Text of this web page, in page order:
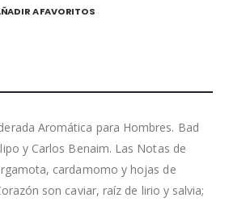
A FAVORITOS
Aromática para Hombres. Bad
y Carlos Benaim. Las Notas de
cardamomo y hojas de
son caviar, raíz de lirio y salvia;